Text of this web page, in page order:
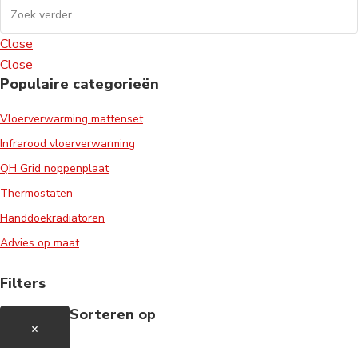
Close
Close
Populaire categorieën
Vloerverwarming mattenset
Infrarood vloerverwarming
QH Grid noppenplaat
Thermostaten
Handdoekradiatoren
Advies op maat
Filters
×
Sorteren op